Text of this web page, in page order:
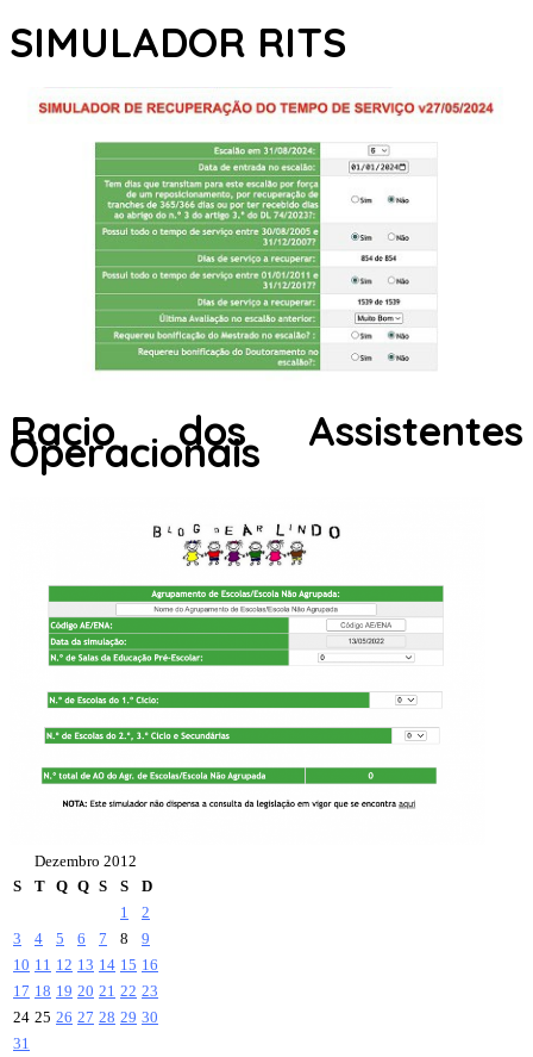
SIMULADOR RITS
Racio dos Assistentes
Operacionais
Dezembro 2012
S
T Q Q S S
D
1
2
3
4 5 6 7 8
9
10 11 12 13 14 15 16
17 18 19 20 21 22 23
24 25 26 27 28 29 30
31